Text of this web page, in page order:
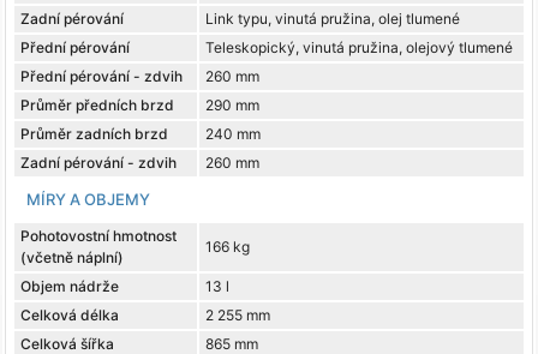
Zadní pérování
Link typu, vinutá pružina, olej tlumené
Přední pérování
Teleskopický, vinutá pružina, olejový tlumené
Přední pérování - zdvih
260 mm
Průměr předních brzd
290 mm
Průměr zadních brzd
240 mm
Zadní pérování - zdvih
260 mm
MÍRY A OBJEMY
Pohotovostní hmotnost
(včetně náplní)
166 kg
Objem nádrže
13 l
Celková délka
2 255 mm
Celková šířka
865 mm